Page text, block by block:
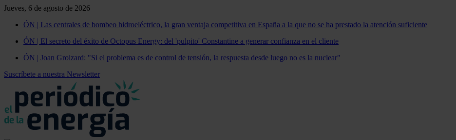
Jueves, 6 de agosto de 2026
ÓN | Las centrales de bombeo hidroeléctrico, la gran ventaja competitiva en España a la que no se ha prestado la atención suficiente
ÓN | El secreto del éxito de Octopus Energy: del 'pulpito' Constantine a generar confianza en el cliente
ÓN | Joan Groizard: "Si el problema es de control de tensión, la respuesta desde luego no es la nuclear"
Suscríbete a nuestra Newsletter